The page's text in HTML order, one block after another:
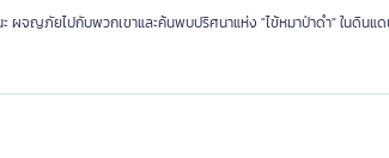
ผจญภัยไปกับพวกเขาและค้นพบปริศนาแห่ง "ไข้หมาป่าดำ" ในดินแ